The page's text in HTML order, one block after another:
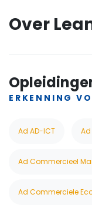
Over
ERKENNING
Ad AD-ICT
Ad Commercieel
Ad Commerciele